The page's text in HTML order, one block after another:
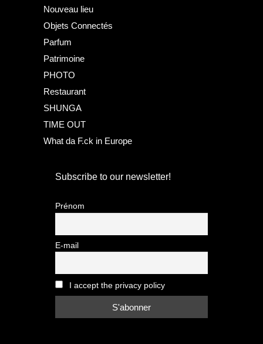
Nouveau lieu
Objets Connectés
Parfum
Patrimoine
PHOTO
Restaurant
SHUNGA
TIME OUT
What da F.ck in Europe
Subscribe to our newsletter!
Prénom
E-mail
I accept the privacy policy